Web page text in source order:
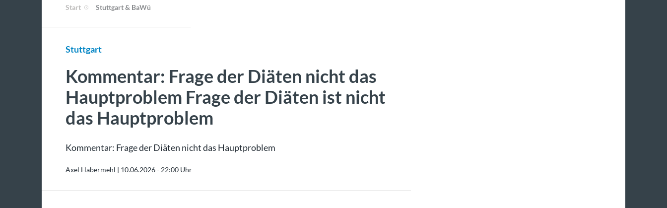
Start Stuttgart & BaWü
Stuttgart
Kommentar: Frage der Diäten nicht das
Hauptproblem Frage der Diäten ist nicht
das Hauptproblem
Kommentar: Frage der Diäten nicht das Hauptproblem
Axel Habermehl | 10.06.2026 - 22:00 Uhr